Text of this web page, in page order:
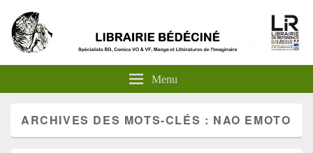
Menu
ARCHIVES DES MOTS-CLÉS : NAO EMOTO